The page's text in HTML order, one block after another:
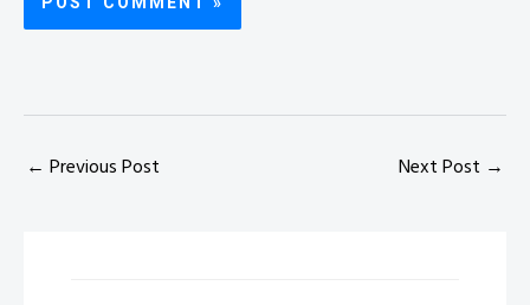
← Previous Post Next Post →